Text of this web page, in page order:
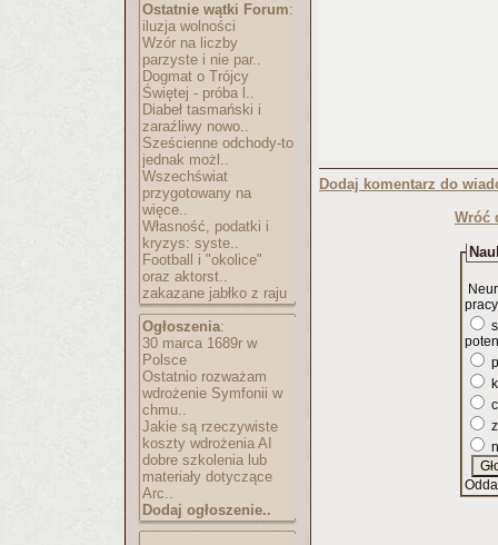
Ostatnie wątki Forum:
iluzja wolności
Wzór na liczby
parzyste i nie par..
Dogmat o Trójcy
Świętej - próba l..
Diabeł tasmański i
zaraźliwy nowo..
Sześcienne odchody-to
jednak możl..
Wszechświat
przygotowany na
więce..
Własność, podatki i
kryzys: syste..
Football i "okolice"
oraz aktorst..
zakazane jabłko z raju
Ogłoszenia:
30 marca 1689r w
Polsce
Ostatnio rozważam
wdrożenie Symfonii w
chmu..
Jakie są rzeczywiste
koszty wdrożenia AI
dobre szkolenia lub
materiały dotyczące
Arc..
Dodaj ogłoszenie..
Dodaj komentarz do
Wróć